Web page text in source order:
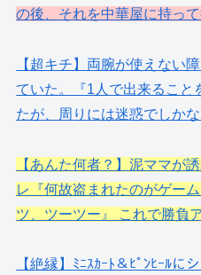
の後、それを中華屋に持っ
【超キチ】両腕が使えない
ていた。『1人で出来ること
たが、周りには迷惑でしか
【あんた何者？】泥ママが
レ『何故盗まれたのがゲー
ツ、ツーツー』 これで勝負
【絶縁】ﾐﾆｽｶｰﾄ＆ﾋﾟﾝﾋｰﾙに